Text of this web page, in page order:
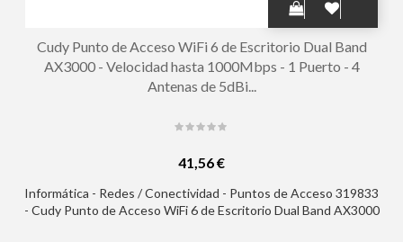
Cudy Punto de Acceso WiFi 6 de Escritorio Dual Band
AX3000 - Velocidad hasta 1000Mbps - 1 Puerto - 4
Antenas de 5dBi...
41,56 €
Informática - Redes / Conectividad - Puntos de Acceso 319833
- Cudy Punto de Acceso WiFi 6 de Escritorio Dual Band AX3000